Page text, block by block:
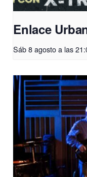
Enlace
Sáb 8 agosto a las